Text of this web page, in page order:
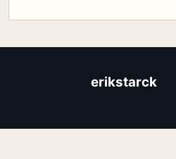
erikstarck